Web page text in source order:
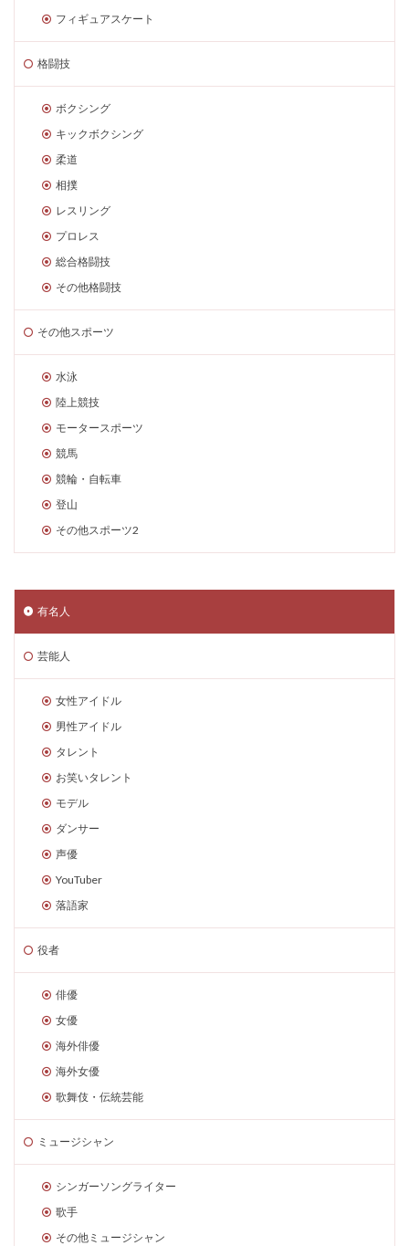
フィギュアスケート
格闘技
ボクシング
キックボクシング
柔道
相撲
レスリング
プロレス
総合格闘技
その他格闘技
その他スポーツ
水泳
陸上競技
モータースポーツ
競馬
競輪・自転車
登山
その他スポーツ2
有名人
芸能人
女性アイドル
男性アイドル
タレント
お笑いタレント
モデル
ダンサー
声優
YouTuber
落語家
役者
俳優
女優
海外俳優
海外女優
歌舞伎・伝統芸能
ミュージシャン
シンガーソングライター
歌手
その他ミュージシャン